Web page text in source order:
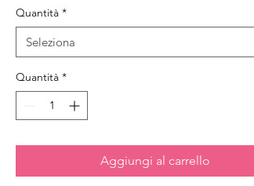
Quantità *
Seleziona
Quantità *
Aggiungi al carrello